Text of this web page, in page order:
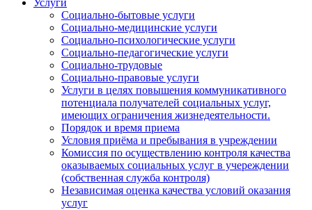
Услуги
Социально-бытовые услуги
Социально-медицинские услуги
Социально-психологические услуги
Социально-педагогические услуги
Социально-трудовые
Социально-правовые услуги
Услуги в целях повышения коммуникативного
потенциала получателей социальных услуг,
имеющих ограничения жизнедеятельности.
Порядок и время приема
Условия приёма и пребывания в учреждении
Комиссия по осуществлению контроля качества
оказываемых социальных услуг в учереждении
(собственная служба контроля)
Независимая оценка качества условий оказания
услуг